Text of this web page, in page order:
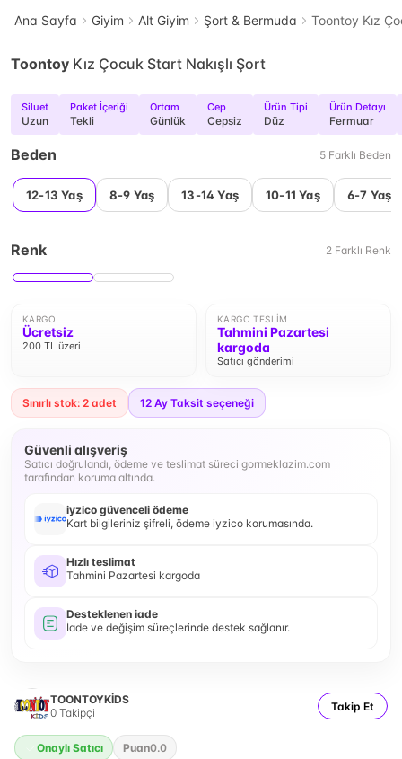
Ana Sayfa Giyim Alt Giyim Şort & Bermuda Toontoy Kız
Toontoy Kız Çocuk Start Nakışlı Şort
Siluet
Uzun
Paket İçeriği
Tekli
Ortam
Günlük
Cep
Cepsiz
Ürün Tipi
Düz
Ürün Detayı
Fermuar
Beden 5 Farklı Beden
12-13 Yaş 8-9 Yaş 13-14 Yaş 10-11 Yaş 6-7 Yaş
Renk 2 Farklı Renk
KARGO
Ücretsiz
200 TL üzeri
KARGO TESLIM
Tahmini Pazartesi
kargoda
Satıcı gönderimi
Sınırlı stok: 2 adet 12 Ay Taksit seçeneği
Güvenli alışveriş
Satıcı doğrulandı, ödeme ve teslimat süreci gormeklazim.com
tarafından koruma altında.
iyzico güvenceli ödeme
Kart bilgileriniz şifreli, ödeme iyzico korumasında.
Hızlı teslimat
Tahmini Pazartesi kargoda
Desteklenen iade
İade ve değişim süreçlerinde destek sağlanır.
TOONTOYKİDS
0 Takipçi Takip Et
Onaylı Satıcı Puan0.0